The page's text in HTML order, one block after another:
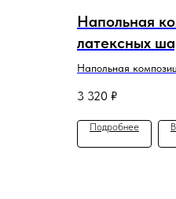
Напольная
латексных
"Гигант"
Напольная
3 320 ₽
Подробнее